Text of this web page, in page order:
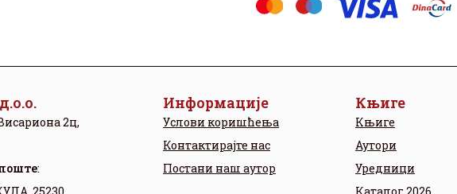
2ц,
:
Информације
Услови коришћења
Контактирајте нас
Постани наш аутор
Књиге
Књиге
Аутори
Уредници